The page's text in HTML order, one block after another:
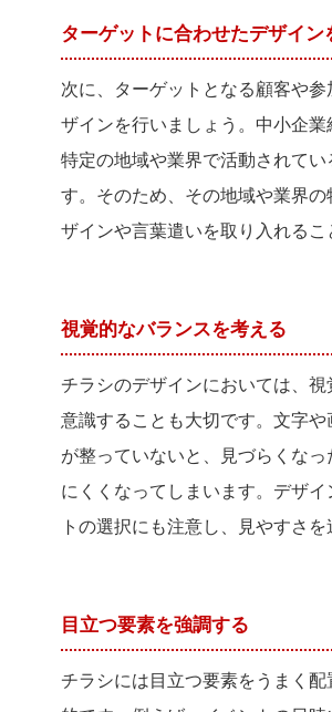
ターゲットに合わせたデザイン
次に、ターゲットとなる顧客や
ザインを行いましょう。中小企業
特定の地域や業界で活動されて
す。そのため、その地域や業界
ザインや言葉遣いを取り入れるこ
視覚的なバランスを考える
チラシのデザインにおいては、
意識することも大切です。文字
が整っていないと、見づらくなっ
にくくなってしまいます。デザ
トの選択にも注意し、見やすさを
目立つ要素を強調する
チラシには目立つ要素をうまく